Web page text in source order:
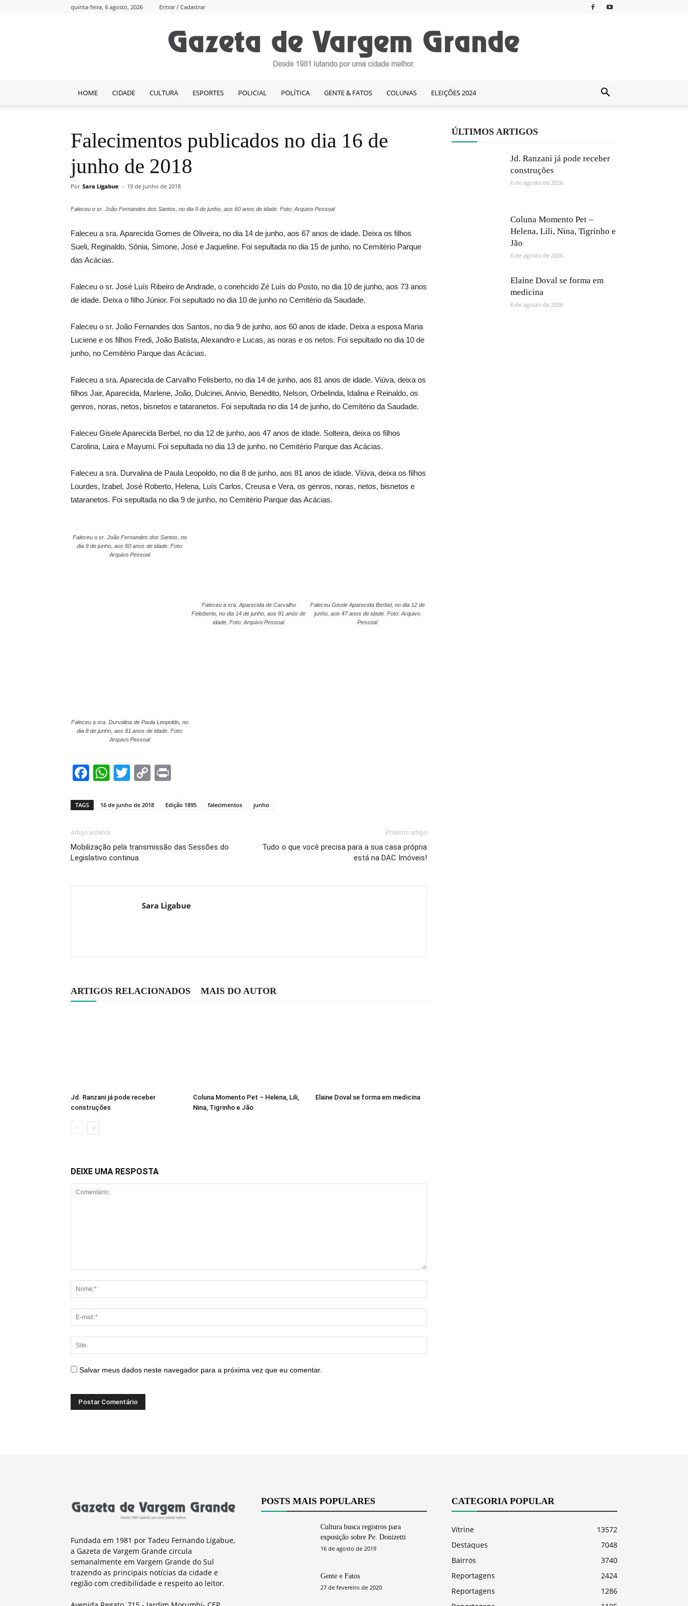
quinta-feira, 6 agosto, 2026 Entrar / Cadastrar
Vargem
Grande
HOME CIDADE CULTURA ESPORTES POLICIAL POLÍTICA GENTE & FATOS COLUNAS ELEIÇÕES 2024
Falecimentos publicados no dia 16 de
junho de 2018
Por Sara Ligabue - 19 de junho de 2018
Faleceu o sr. João Fernandes dos Santos, no dia 9 de junho, aos 60 anos de idade. Foto: Arquivo Pessoal
Faleceu a sra. Aparecida Gomes de Oliveira, no dia 14 de junho, aos 67 anos de idade. Deixa os filhos
Sueli, Reginaldo, Sônia, Simone, José e Jaqueline. Foi sepultada no dia 15 de junho, no Cemitério Parque
das Acácias.
Faleceu o sr. José Luís Ribeiro de Andrade, o conehcido Zé Luís do Posto, no dia 10 de junho, aos 73 anos
de idade. Deixa o filho Júnior. Foi sepultado no dia 10 de junho no Cemitério da Saudade.
Faleceu o sr. João Fernandes dos Santos, no dia 9 de junho, aos 60 anos de idade. Deixa a esposa Maria
Luciene e os filhos Fredi, João Batista, Alexandro e Lucas, as noras e os netos. Foi sepultado no dia 10 de
junho, no Cemitério Parque das Acácias.
Faleceu a sra. Aparecida de Carvalho Felisberto, no dia 14 de junho, aos 81 anos de idade. Viúva, deixa os
filhos Jair, Aparecida, Marlene, João, Dulcinei, Anivio, Benedito, Nelson, Orbelinda, Idalina e Reinaldo, os
genros, noras, netos, bisnetos e tataranetos. Foi sepultada no dia 14 de junho, do Cemitério da Saudade.
Faleceu Gisele Aparecida Berbel, no dia 12 de junho, aos 47 anos de idade. Solteira, deixa os filhos
Carolina, Laira e Mayumi. Foi sepultada no dia 13 de junho, no Cemitério Parque das Acácias.
Faleceu a sra. Durvalina de Paula Leopoldo, no dia 8 de junho, aos 81 anos de idade. Viúva, deixa os filhos
Lourdes, Izabel, José Roberto, Helena, Luís Carlos, Creusa e Vera, os genros, noras, netos, bisnetos e
tataranetos. Foi sepultada no dia 9 de junho, no Cemitério Parque das Acácias.
Faleceu o sr. João Fernandes dos Santos, no
dia 9 de junho, aos 60 anos de idade. Foto:
Arquivo Pessoal
Faleceu a sra. Aparecida de Carvalho
Felisberto, no dia 14 de junho, aos 81 anos de
idade. Foto: Arquivo Pessoal
Faleceu Gisele Aparecida Berbel, no dia 12 de
junho, aos 47 anos de idade. Foto: Arquivo
Pessoal
Faleceu a sra. Durvalina de Paula Leopoldo, no
dia 8 de junho, aos 81 anos de idade. Foto:
Arquivo Pessoal
Facebook
WhatsApp
TwitterCopy
TAGS 16 de junho de 2018 Edição 1895 falecimentos junho
Artigo anterior
Mobilização pela transmissão das Sessões do
Legislativo continua
Próximo artigo
Tudo o que você precisa para a sua casa própria
está na DAC Imóveis!
Sara Ligabue
ARTIGOS RELACIONADOS MAIS DO AUTOR
Jd. Ranzani já pode receber
construções
Coluna Momento Pet – Helena, Lili,
Nina, Tigrinho e Jão
Elaine Doval se forma em medicina
DEIXE UMA RESPOSTA
Salvar meus dados neste navegador para a próxima vez que eu comentar.
ÚLTIMOS ARTIGOS
Jd. Ranzani já pode receber
construções
6 de agosto de 2026
Coluna Momento Pet –
Helena, Lili, Nina, Tigrinho e
Jão
6 de agosto de 2026
Elaine Doval se forma em
medicina
6 de agosto de 2026
Fundada em 1981 por Tadeu Fernando Ligabue,
a Gazeta de Vargem Grande circula
semanalmente em Vargem Grande do Sul
trazendo as principais notícias da cidade e
região com credibilidade e respeito ao leitor.
POSTS MAIS POPULARES
Cultura busca registros para
exposição sobre Pe. Donizetti
16 de agosto de 2019
Gente e Fatos
27 de fevereiro de 2020
CATEGORIA POPULAR
Vitrine
13572
Destaques
7048
Bairros
3740
Reportagens
2424
Reportagens
1286